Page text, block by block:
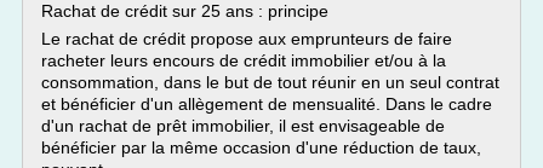
Rachat de crédit sur 25 ans : principe
Le rachat de crédit propose aux emprunteurs de faire
racheter leurs encours de crédit immobilier et/ou à la
consommation, dans le but de tout réunir en un seul contrat
et bénéficier d'un allègement de mensualité. Dans le cadre
d'un rachat de prêt immobilier, il est envisageable de
bénéficier par la même occasion d'une réduction de taux,